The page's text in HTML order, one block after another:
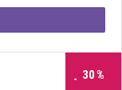
30%